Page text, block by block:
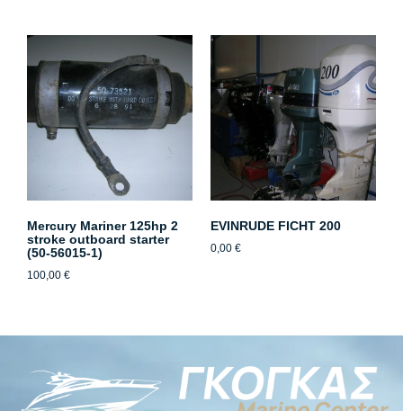
Mercury Mariner 125hp 2
stroke outboard starter
(50-56015-1)
100,00 €
EVINRUDE FICHT 200
0,00 €